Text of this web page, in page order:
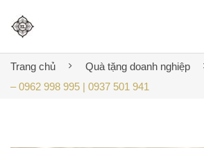
Trang chủ Quà tặng doanh nghiệp
– 0962 998 995 | 0937 501 941